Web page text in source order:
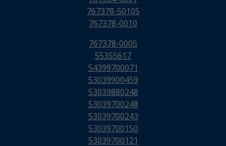
767378-5010S
767378-0010
767378-0005
55355617
54399700071
53039900459
53039880248
53039700248
53039700243
53039700150
53039700121